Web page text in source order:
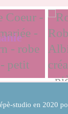
studio en 2020